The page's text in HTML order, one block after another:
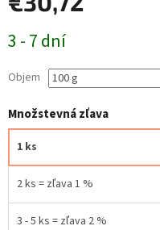
cena:
3 - 7 dní
Objem
Množstevná zľava
1 ks
2 ks = zľava 1 %
3 - 5 ks = zľava 2 %